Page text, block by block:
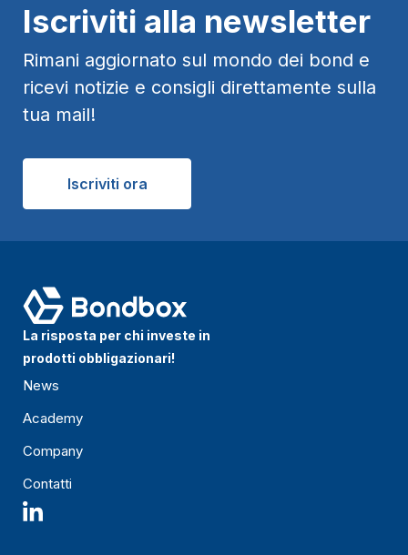
Iscriviti alla newsletter
Rimani aggiornato sul mondo dei bond e
ricevi notizie e consigli direttamente sulla
tua mail!
Iscriviti ora
La risposta per chi investe in
prodotti obbligazionari!
News
Academy
Company
Contatti